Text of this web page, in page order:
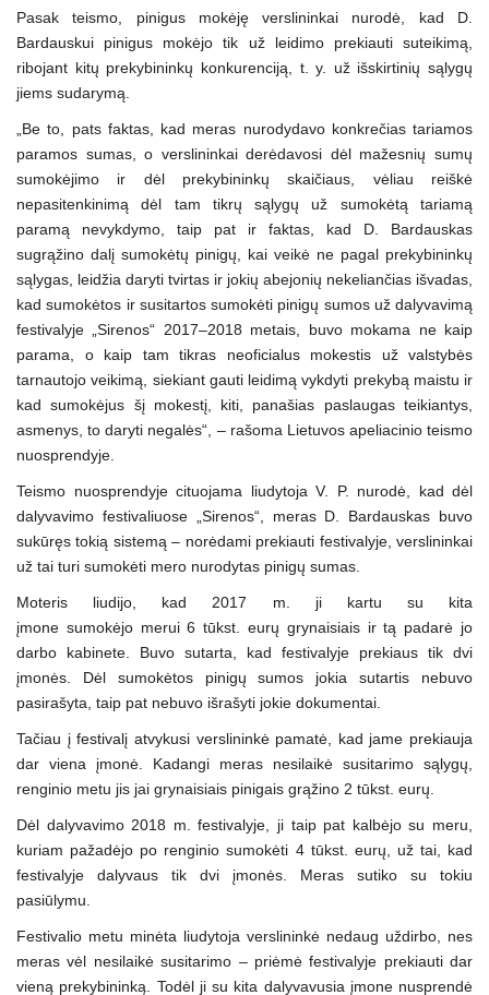
Pasak teismo, pinigus mokėję verslininkai nurodė, kad D.
Bardauskui pinigus mokėjo tik už leidimo prekiauti suteikimą,
ribojant kitų prekybininkų konkurenciją, t. y. už išskirtinių sąlygų
jiems sudarymą.
„Be to, pats faktas, kad meras nurodydavo konkrečias tariamos
paramos sumas, o verslininkai derėdavosi dėl mažesnių sumų
sumokėjimo ir dėl prekybininkų skaičiaus, vėliau reiškė
nepasitenkinimą dėl tam tikrų sąlygų už sumokėtą tariamą
paramą nevykdymo, taip pat ir faktas, kad D. Bardauskas
sugrąžino dalį sumokėtų pinigų, kai veikė ne pagal prekybininkų
sąlygas, leidžia daryti tvirtas ir jokių abejonių nekeliančias išvadas,
kad sumokėtos ir susitartos sumokėti pinigų sumos už dalyvavimą
festivalyje „Sirenos“ 2017–2018 metais, buvo mokama ne kaip
parama, o kaip tam tikras neoficialus mokestis už valstybės
tarnautojo veikimą, siekiant gauti leidimą vykdyti prekybą maistu ir
kad sumokėjus šį mokestį, kiti, panašias paslaugas teikiantys,
asmenys, to daryti negalės“, – rašoma Lietuvos apeliacinio teismo
nuosprendyje.
Teismo nuosprendyje cituojama liudytoja V. P. nurodė, kad dėl
dalyvavimo festivaliuose „Sirenos“, meras D. Bardauskas buvo
sukūręs tokią sistemą – norėdami prekiauti festivalyje, verslininkai
už tai turi sumokėti mero nurodytas pinigų sumas.
Moteris liudijo, kad 2017 m. ji kartu su kita
įmone sumokėjo merui 6 tūkst. eurų grynaisiais ir tą padarė jo
darbo kabinete. Buvo sutarta, kad festivalyje prekiaus tik dvi
įmonės. Dėl sumokėtos pinigų sumos jokia sutartis nebuvo
pasirašyta, taip pat nebuvo išrašyti jokie dokumentai.
Tačiau į festivalį atvykusi verslininkė pamatė, kad jame prekiauja
dar viena įmonė. Kadangi meras nesilaikė susitarimo sąlygų,
renginio metu jis jai grynaisiais pinigais grąžino 2 tūkst. eurų.
Dėl dalyvavimo 2018 m. festivalyje, ji taip pat kalbėjo su meru,
kuriam pažadėjo po renginio sumokėti 4 tūkst. eurų, už tai, kad
festivalyje dalyvaus tik dvi įmonės. Meras sutiko su tokiu
pasiūlymu.
Festivalio metu minėta liudytoja verslininkė nedaug uždirbo, nes
meras vėl nesilaikė susitarimo – priėmė festivalyje prekiauti dar
vieną prekybininką. Todėl ji su kita dalyvavusia įmone nusprendė